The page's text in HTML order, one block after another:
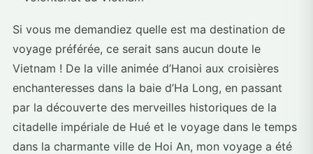
Si vous me demandiez quelle est ma destination de
voyage préférée, ce serait sans aucun doute le
Vietnam ! De la ville animée d’Hanoi aux croisières
enchanteresses dans la baie d’Ha Long, en passant
par la découverte des merveilles historiques de la
citadelle impériale de Hué et le voyage dans le temps
dans la charmante ville de Hoi An, mon voyage a été